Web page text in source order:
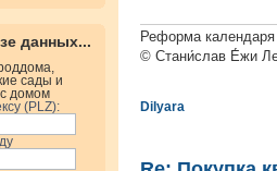
данных...
сады и
домом
(PLZ):
н
и
е
Реформа
© Стани́слав Е́жи
Dilyara